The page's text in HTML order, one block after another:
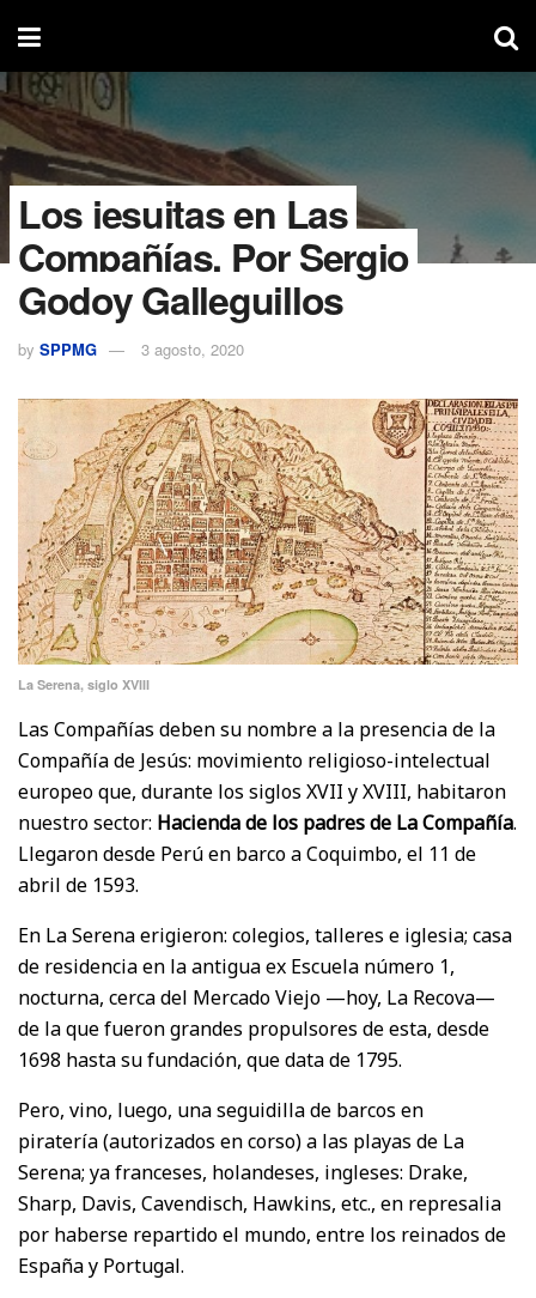
Los jesuitas en Las
Compañías. Por Sergio
Godoy Galleguillos
by SPPMG 3 agosto, 2020
La Serena, siglo XVIII
Las Compañías deben su nombre a la presencia de la
Compañía de Jesús: movimiento religioso-intelectual
europeo que, durante los siglos XVII y XVIII, habitaron
nuestro sector: Hacienda de los padres de La Compañía.
Llegaron desde Perú en barco a Coquimbo, el 11 de
abril de 1593.
En La Serena erigieron: colegios, talleres e iglesia; casa
de residencia en la antigua ex Escuela número 1,
nocturna, cerca del Mercado Viejo —hoy, La Recova—
de la que fueron grandes propulsores de esta, desde
1698 hasta su fundación, que data de 1795.
Pero, vino, luego, una seguidilla de barcos en
piratería (autorizados en corso) a las playas de La
Serena; ya franceses, holandeses, ingleses: Drake,
Sharp, Davis, Cavendisch, Hawkins, etc., en represalia
por haberse repartido el mundo, entre los reinados de
España y Portugal.